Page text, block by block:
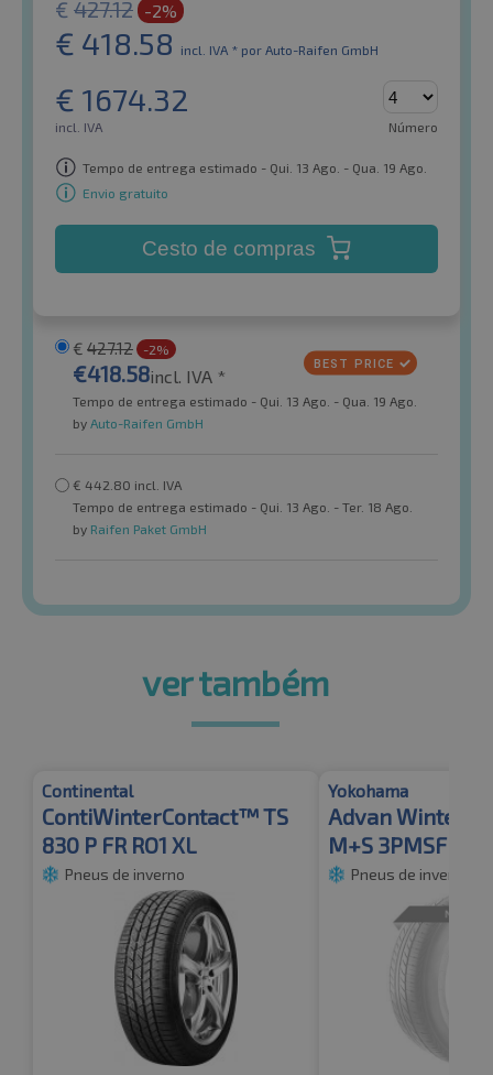
€ 427.12 -2%
€ 418.58 incl. IVA * por Auto-Raifen GmbH
€ 1674.32
incl. IVA Número
Tempo de entrega estimado - Qui. 13 Ago. - Qua. 19 Ago.
Envio gratuito
Cesto de compras
€ 427.12 -2%
€418.58incl. IVA *
Tempo de entrega estimado - Qui. 13 Ago. - Qua. 19 Ago.
by Auto-Raifen GmbH
€ 442.80 incl. IVA
Tempo de entrega estimado - Qui. 13 Ago. - Ter. 18 Ago.
by Raifen Paket GmbH
ver também
Continental
ContiWinterContact™ TS
830 P FR RO1 XL
Pneus de inverno
Yokohama
Advan Winter
M+S 3PMSF
Pneus de inverno